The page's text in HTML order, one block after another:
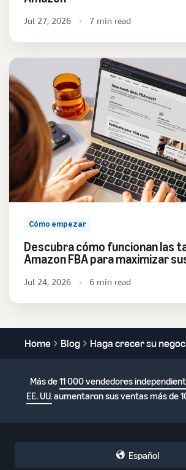
Jul 27, 2026 7 min read
Cómo empezar
Descubra cómo funcionan las
Amazon FBA para maximizar
Jul 24, 2026 6 min read
Home Blog Haga crecer su
Más de11 000 vendedores
EE. UU.aumentaron sus ventas más de
Español